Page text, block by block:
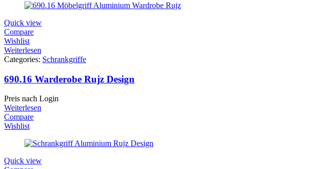
Quick view
Compare
Wishlist
Weiterlesen
Categories: Schrankgriffe
690.16 Warderobe Rujz Design
Preis nach Login
Weiterlesen
Compare
Wishlist
Quick view